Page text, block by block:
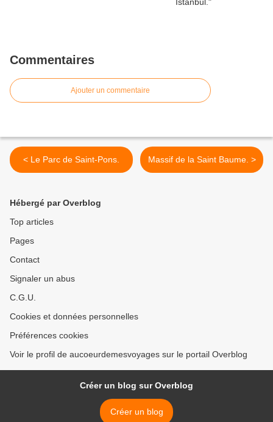
Commentaires
Ajouter un commentaire
< Le Parc de Saint-Pons. Massif de la Saint Baume. >
Hébergé par Overblog
Top articles
Pages
Contact
Signaler un abus
C.G.U.
Cookies et données personnelles
Préférences cookies
Voir le profil de aucoeurdemesvoyages sur le portail Overblog
Créer un blog sur Overblog
Créer un blog